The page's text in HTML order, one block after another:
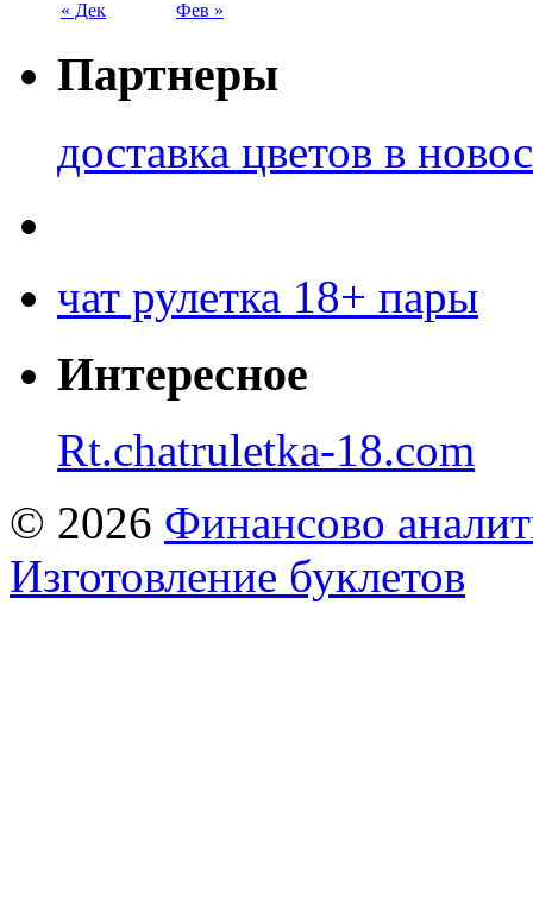
« Дек Фев »
Партнеры
доставка цветов в
чат рулетка 18+ пары
Интересное
Rt.chatruletka-18.com
© 2026 Финансово
Изготовление буклетов